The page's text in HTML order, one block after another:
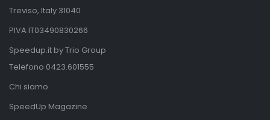
Treviso, Italy 31040
PIVA IT03490830266
Speedup.it by Trio Group
Telefono 0423.601555
Chi siamo
SpeedUp Magazine